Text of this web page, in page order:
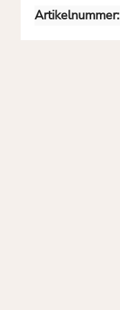
Artikelnummer: